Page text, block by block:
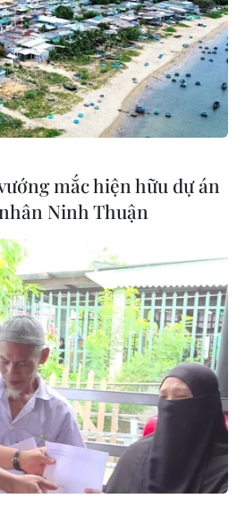
nghị của Mỹ bắt giữ
biết vùng lãnh thổ thuộc Anh
của Mỹ xét theo luật pháp
1 của Iran đã rời khỏi
mắc hiện hữu dự án
Ninh Thuận